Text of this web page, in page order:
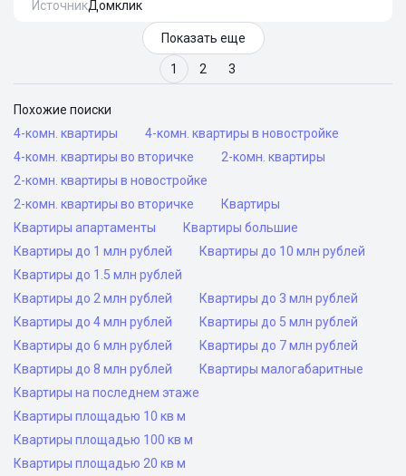
ИсточникДомклик
Показать еще
1 2 3
Похожие поиски
4-комн. квартиры
4-комн. квартиры в новостройке
4-комн. квартиры во вторичке
2-комн. квартиры
2-комн. квартиры в новостройке
2-комн. квартиры во вторичке
Квартиры
Квартиры апартаменты
Квартиры большие
Квартиры до 1 млн рублей
Квартиры до 10 млн рублей
Квартиры до 1.5 млн рублей
Квартиры до 2 млн рублей
Квартиры до 3 млн рублей
Квартиры до 4 млн рублей
Квартиры до 5 млн рублей
Квартиры до 6 млн рублей
Квартиры до 7 млн рублей
Квартиры до 8 млн рублей
Квартиры малогабаритные
Квартиры на последнем этаже
Квартиры площадью 10 кв м
Квартиры площадью 100 кв м
Квартиры площадью 20 кв м